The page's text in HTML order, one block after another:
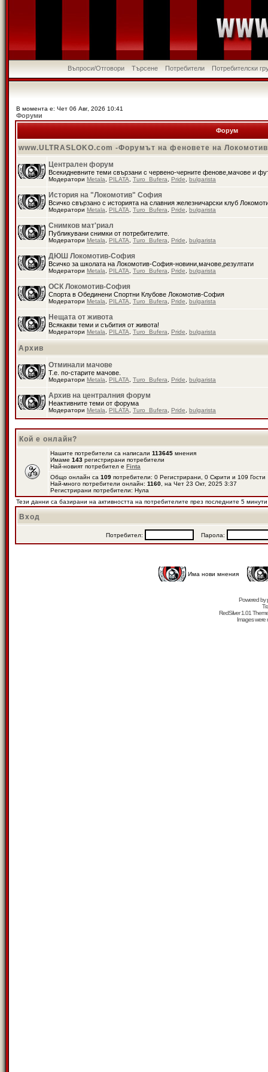
Въпроси/Отговори Търсене Потребители Потребителски
В момента е: Чет 06 Авг, 2026 10:41
Форуми
Форум
www.ULTRASLOKO.com -Форумът на феновете на
Централен форум
Всекидневните теми свързани с червено-черните фенове,мачове и
Модератори Metala PILATA Turo_Bufera Pride bulgarista
История на "Локомотив" София
Всичко свързано с историята на славния железничарски клуб
Модератори Metala PILATA Turo_Bufera Pride bulgarista
Снимков мат'риал
Публикувани снимки от потребителите.
Модератори Metala PILATA Turo_Bufera Pride bulgarista
ДЮШ Локомотив-София
Всичко за школата на Локомотив-София-новини,мачове,резултати
Модератори Metala PILATA Turo_Bufera Pride bulgarista
ОСК Локомотив-София
Спорта в Обединени Спортни Клубове Локомотив-София
Модератори Metala PILATA Turo_Bufera Pride bulgarista
Нещата от живота
Всякакви теми и събития от живота!
Модератори Metala PILATA Turo_Bufera Pride bulgarista
Архив
Отминали мачове
Т.е. по-старите мачове.
Модератори Metala PILATA Turo_Bufera Pride bulgarista
Архив на централния форум
Неактивните теми от форума
Модератори Metala PILATA Turo_Bufera Pride bulgarista
Кой е онлайн?
Нашите потребители са написали 113645 мнения
Имаме 143 регистрирани потребители
Най-новият потребител е Finta
Общо онлайн са 109 потребители: 0 Регистрирани, 0 Скрити и 109
Най-много потребители онлайн: 1160 , на Чет 23 Окт, 2025 3:37
Регистрирани потребители: Нула
Тези данни са базирани на активността на потребителите през последните 5 минути
Вход
Потребител: Парола:
Има нови мнения
Powered by
RedSilver 1.01
Images were